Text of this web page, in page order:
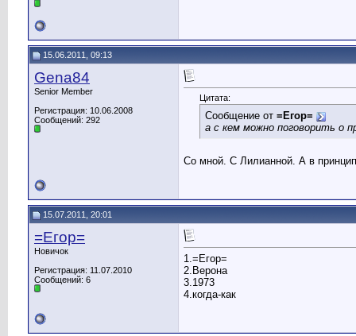
15.06.2011, 09:13
Gena84
Senior Member
Регистрация: 10.06.2008
Сообщений: 292
Цитата:
Сообщение от =Егор=
а с кем можно поговорить о
Со мной. С Лилианной. А в
15.07.2011, 20:01
=Егор=
Новичок
Регистрация: 11.07.2010
Сообщений: 6
1.=Егор=
2.Верона
3.1973
4.когда-как